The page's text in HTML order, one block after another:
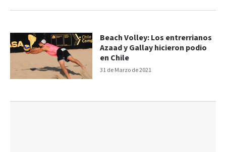
31 de Marzo de 2021
Beach Volley: Los entrerrianos
Azaad y Gallay hicieron podio
en Chile